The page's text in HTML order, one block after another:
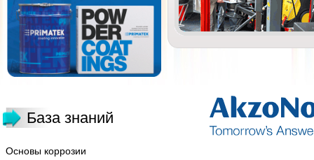
База знаний
Основы коррозии